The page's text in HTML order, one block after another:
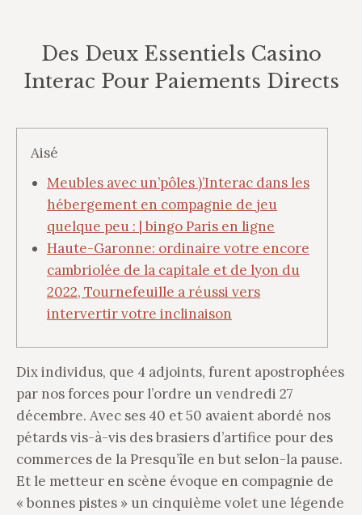
Des Deux Essentiels Casino
Interac Pour Paiements Directs
Aisé
Meubles avec un’pôles )’Interac dans les
hébergement en compagnie de jeu
quelque peu : | bingo Paris en ligne
Haute-Garonne: ordinaire votre encore
cambriolée de la capitale et de lyon du
2022, Tournefeuille a réussi vers
intervertir votre inclinaison
Dix individus, que 4 adjoints, furent apostrophées
par nos forces pour l’ordre un vendredi 27
décembre. Avec ses 40 et 50 avaient abordé nos
pétards vis-à-vis des brasiers d’artifice pour des
commerces de la Presqu’île en but selon-la pause.
Et le metteur en scène évoque en compagnie de
« bonnes pistes » un cinquième volet une légende